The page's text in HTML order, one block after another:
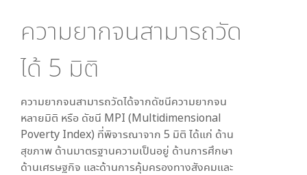
ความยากจนสามารถวัด
ได้ 5 มิติ
ความยากจนสามารถวัดได้จากดัชนีความยากจน
หลายมิติ หรือ ดัชนี MPI (Multidimensional
Poverty Index) ที่พิจารณาจาก 5 มิติ ได้แก่ ด้าน
สุขภาพ ด้านมาตรฐานความเป็นอยู่ ด้านการศึกษา
ด้านเศรษฐกิจ และด้านการคุ้มครองทางสังคมและ